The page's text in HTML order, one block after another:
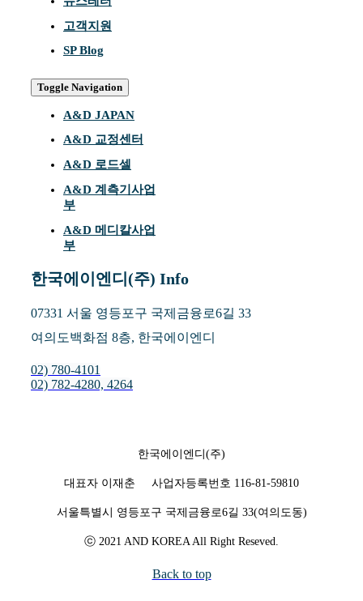
고객지원
SP Blog
Toggle Navigation
A&D JAPAN
A&D 교정센터
A&D 로드셀
A&D 계측기사업
부
A&D 메디칼사업
부
한국에이엔디(주) Info
07331 서울 영등포구 국제금융로6길 33
여의도백화점 8층, 한국에이엔디
02) 780-4101
02) 782-4280, 4264
한국에이엔디(주)
대표자 이재춘 사업자등록번호 116-81-59810
서울특별시 영등포구 국제금융로6길 33(여의도동)
ⓒ 2021 AND KOREA All Right Reseved.
Back to top